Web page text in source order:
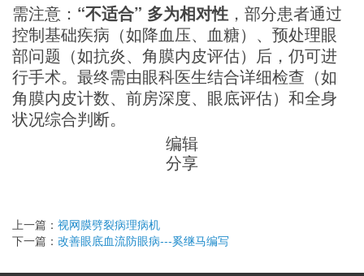
需注意： “不适合” 多为相对性 ，部分患者通过
控制基础疾病（如降血压、血糖）、预处理眼
部问题（如抗炎、角膜内皮评估）后，仍可进
行手术。最终需由眼科医生结合详细检查（如
角膜内皮计数、前房深度、眼底评估）和全身
状况综合判断。
编辑
分享
上一篇： 视网膜劈裂病理病机
下一篇： 改善眼底血流防眼病---奚继马编写